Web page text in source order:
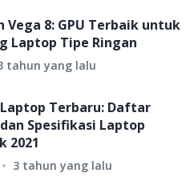
Vega 8: GPU Terbaik untuk
Laptop Tipe Ringan
tahun yang lalu
Terbaru: Daftar
Spesifikasi Laptop
2021
3 tahun yang lalu